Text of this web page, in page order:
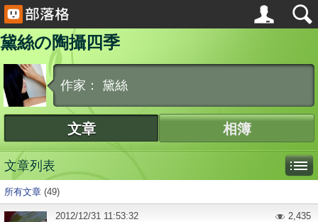
黛絲の陶攝四季
作家： 黛絲
文章 相簿
文章列表
所有文章 (49)
2012/12/31 11:53:32 2,435